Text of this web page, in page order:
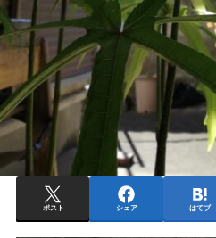
ポスト シェア はてブ